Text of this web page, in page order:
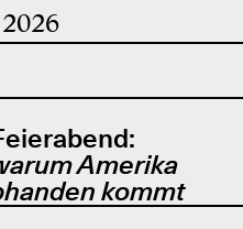
Amerika
kommt